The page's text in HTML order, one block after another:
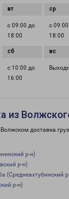
с 09:00 до
18:00
с
18:00
с 10:00 до
16:00
из
доставка
р-н)
р-н)
(Среднеахтубинский
р-н)